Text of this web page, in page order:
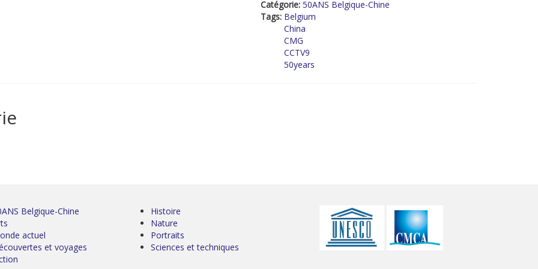
Catégorie: 50ANS Belgique-Chine
Tags: Belgium
China
CMG
CCTV9
50years
Belgique-Chine
actuel
et voyages
Histoire
Nature
Portraits
Sciences et techniques